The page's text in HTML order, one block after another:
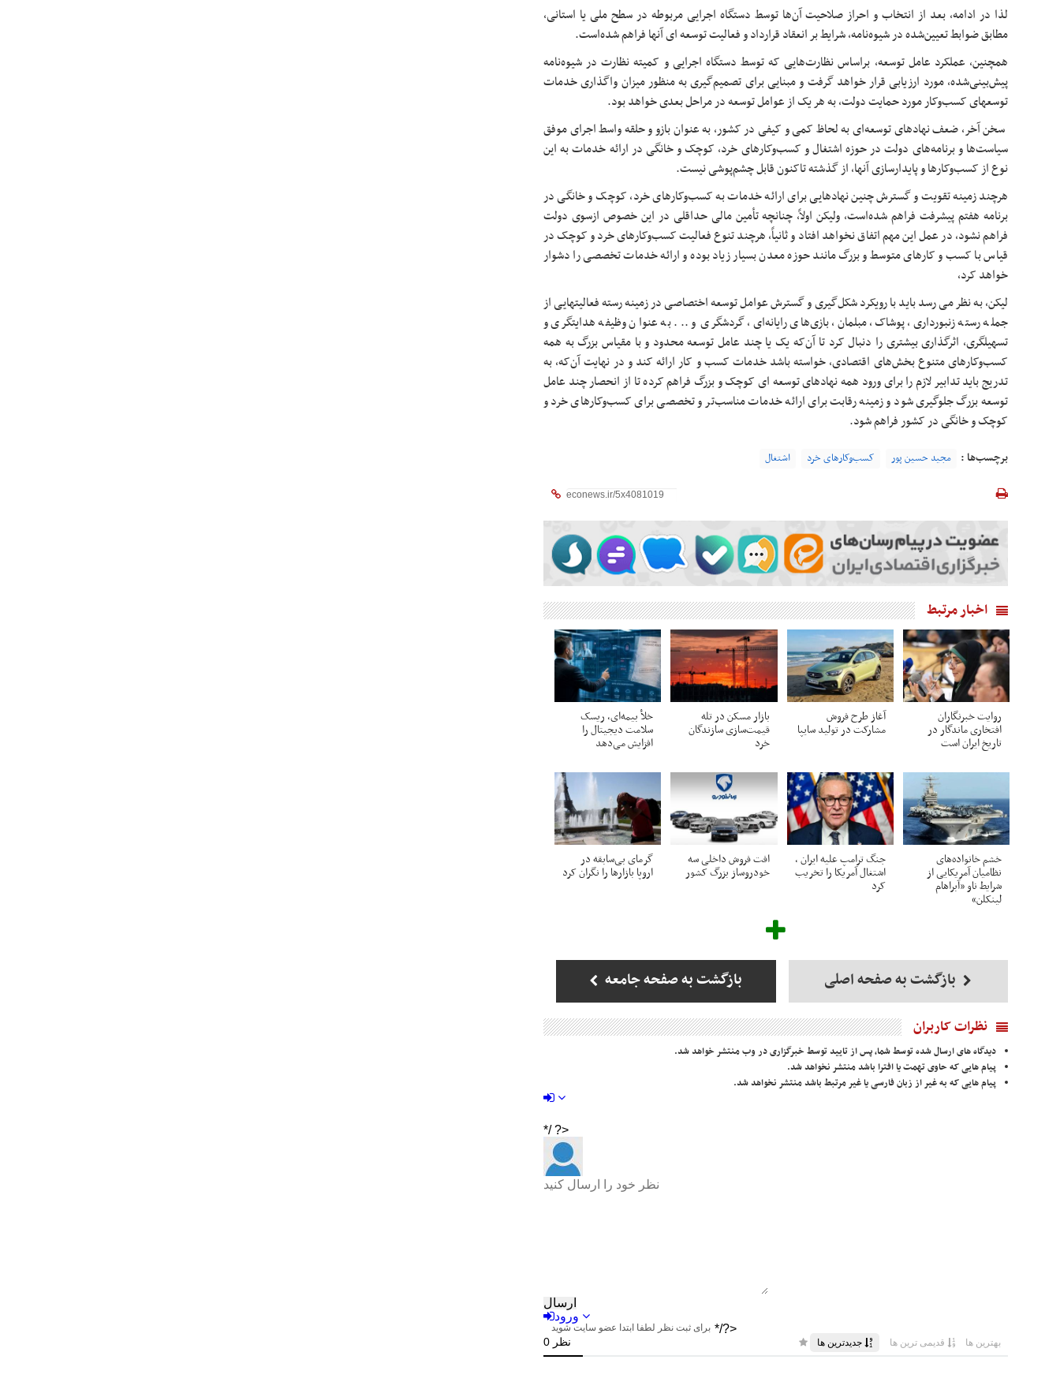
لذا در ادامه، بعد از انتخاب و احراز صلاحیت آن‌ها توسط دستگاه اجرایی مربوطه در سطح ملی یا استانی،
مطابق ضوابط تعیین‌شده در شیوه‌نامه، شرایط بر انعقاد قرارداد و فعالیت توسعه ای آنها فراهم شده‌است.
​همچنین، عملکرد عامل توسعه، براساس نظارت‌هایی که توسط دستگاه اجرایی و کمیته نظارت در شیوه‌نامه
پیش‌بینی‌شده، مورد ارزیابی قرار خواهد گرفت و مبنایی برای تصمیم‌گیری به منظور میزان واگذاری خدمات
توسعه­ای کسب‌وکار مورد حمایت دولت، به هر یک از عوامل توسعه در مراحل بعدی خواهد بود.
​ سخن آخر، ضعف نهادهای توسعه‌ای به لحاظ کمی و کیفی در کشور، به عنوان بازو و حلقه واسط اجرای موفق
سیاست‌ها و برنامه‌های دولت در حوزه اشتغال و کسب‌وکارهای خرد، کوچک و خانگی در ارائه خدمات به این
نوع از کسب‌وکارها و پایدارسازی آنها، از گذشته تاکنون قابل چشم‌پوشی نیست.
هرچند زمینه تقویت و گسترش چنین نهادهایی برای ارائه خدمات به کسب‌وکارهای خرد، کوچک و خانگی در
برنامه هفتم پیشرفت فراهم شده‌است، ولیکن اولاً، چنانچه تأمین مالی حداقلی در این خصوص ازسوی دولت
فراهم نشود، در عمل این مهم اتفاق نخواهد افتاد و ثانیاً، هرچند تنوع فعالیت کسب‌وکارهای خرد و کوچک در
قیاس با کسب و کارهای متوسط و بزرگ مانند حوزه معدن بسیار زیاد بوده و ارائه خدمات تخصصی را دشوار
خواهد کرد،
لیکن، به نظر می رسد باید با رویکرد شکل‌گیری و گسترش عوامل توسعه اختصاصی در زمینه رسته فعالیت­هایی از
جمله رسته زنبورداری، پوشاک، مبلمان، بازی‌های رایانه‌ای، گردشگری و ... به عنوان وظیفه هدایتگری و
تسهیلگری، اثرگذاری بیشتری را دنبال کرد تا آن‌که یک یا چند عامل توسعه محدود و با مقیاس بزرگ به همه
کسب‌وکارهای متنوع بخش‌های اقتصادی، خواسته باشد خدمات کسب و کار ارائه کند و در نهایت آن‌که، به
تدریج باید تدابیر لازم را برای ورود همه نهادهای توسعه ای کوچک و بزرگ فراهم کرده تا از انحصار چند عامل
توسعه­ بزرگ جلوگیری شود و زمینه رقابت برای ارائه خدمات مناسب‌تر و تخصصی برای کسب‌وکارهای خرد و
کوچک و خانگی در کشور فراهم شود.
برچسب‌ها : مجید حسین پور کسب‌وکارهای خرد اشتغال
اخبار مرتبط
روایت خبرنگاران
افتخاری ماندگار در
تاریخ ایران است
آغاز طرح فروش
مشارکت در تولید سایپا
بازار مسکن در تله
قیمت‌سازی سازندگان
خرد
خلأ بیمه‌ای، ریسک
سلامت دیجیتال را
افزایش می‌دهد
خشم خانواده‌های
نظامیان آمریکایی از
شرایط ناو «آبراهام
لینکلن»
جنگ ترامپ علیه ایران ،
اشتغال آمریکا را تخریب
کرد
افت فروش داخلی سه
خودروساز بزرگ کشور
گرمای بی‌سابقه در
اروپا بازارها را نگران کرد
بازگشت به صفحه اصلی بازگشت به صفحه جامعه
نظرات کاربران
دیدگاه های ارسال شده توسط شما، پس از تایید توسط خبرگزاری در وب منتشر خواهد شد.
پیام هایی که حاوی تهمت یا افترا باشد منتشر نخواهد شد.
پیام هایی که به غیر از زبان فارسی یا غیر مرتبط باشد منتشر نخواهد شد.